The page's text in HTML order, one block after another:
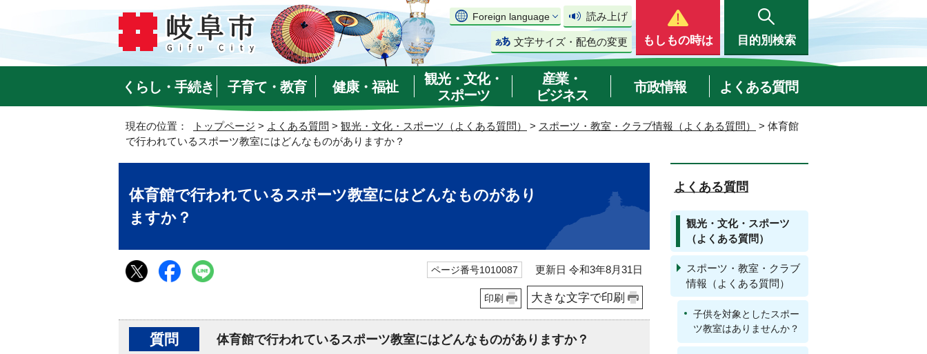
Foreign language 読み上げ
文字サイズ・配色の変更 もしもの時は 目的別検索
くらし・手続き 子育て・教育 健康・福祉
観光・文化・
スポーツ
産業・
ビジネス
市政情報 よくある質問
現在の位置： トップページ > よくある質問 > 観光・文化・スポーツ（よくある質問） > スポーツ・教室・クラブ情報（よくある質問）
> 体育館
で行われているスポーツ教室にはどんなものがありますか？
体育館で行われているスポーツ教室にはどんなものがあり
ますか？
ページ番号1010087 更新日 令和3年8月31日
印刷 大きな文字で印刷
質問 体育館で行われているスポーツ教室にはどんなものがありますか？
よくある質問
観光・文化・スポーツ
（よくある質問）
スポーツ・教室・クラブ
情報（よくある質問）
子供を対象としたスポー
ツ教室はありませんか？